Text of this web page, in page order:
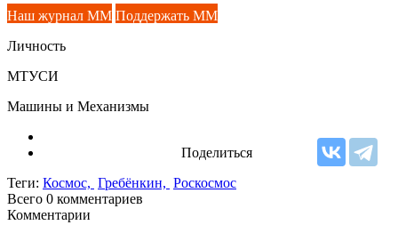
Наш журнал ММ Поддержать ММ
Личность
МТУСИ
Машины и Механизмы
Поделиться
Теги: Космос, Гребёнкин, Роскосмос
Всего 0 комментариев
Комментарии